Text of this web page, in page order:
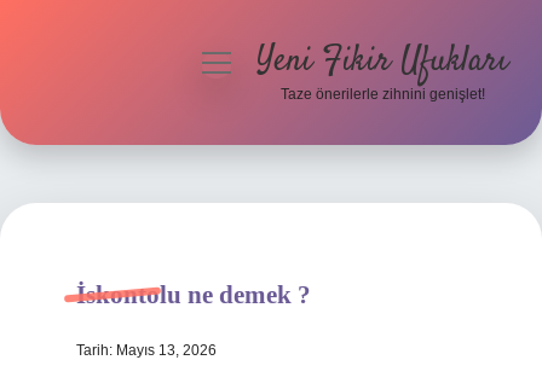
Hakkımızda
menüyüYeni Fikir Ufukları
Taze önerilerle zihnini genişlet!
İskontolu ne demek ?
Tarih: Mayıs 13, 2026